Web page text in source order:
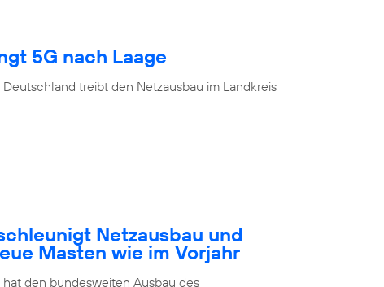
5G nach Laage
treibt den Netzausbau im Landkreis
Netzausbau und
Masten wie im Vorjahr
den bundesweiten Ausbau des